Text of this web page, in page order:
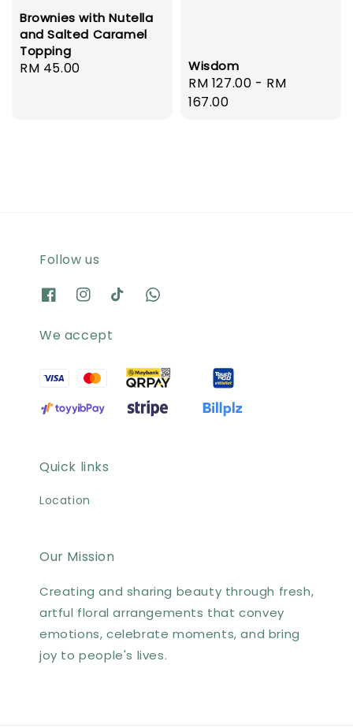
Brownies with Nutella
and Salted Caramel
Topping
Regular
RM 45.00 Wisdom
Regular
price
RM 127.00 - RM
167.00
Follow us
We accept
Quick links
Location
Our Mission
Creating and sharing beauty through fresh,
artful floral arrangements that convey
emotions, celebrate moments, and bring
joy to people's lives.